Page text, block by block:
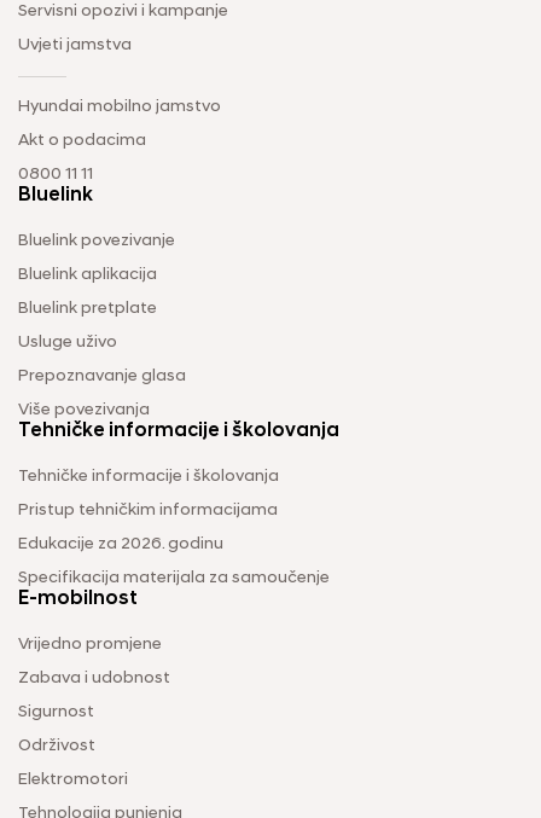
Servisni opozivi i kampanje
Uvjeti jamstva
Hyundai mobilno jamstvo
Akt o podacima
0800 11 11
Bluelink
Bluelink povezivanje
Bluelink aplikacija
Bluelink pretplate
Usluge uživo
Prepoznavanje glasa
Više povezivanja
Tehničke informacije i školovanja
Tehničke informacije i školovanja
Pristup tehničkim informacijama
Edukacije za 2026. godinu
Specifikacija materijala za samoučenje
E-mobilnost
Vrijedno promjene
Zabava i udobnost
Sigurnost
Održivost
Elektromotori
Tehnologija punjenja